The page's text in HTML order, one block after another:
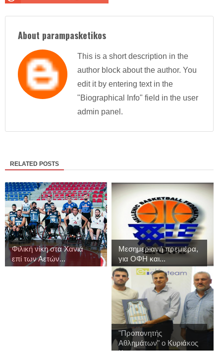
About parampasketikos
This is a short description in the
author block about the author. You
edit it by entering text in the
"Biographical Info" field in the user
admin panel.
RELATED POSTS
Φιλική νίκη στα Χανιά
επί των Αετών...
Μεσημεριανή πρεμιέρα,
για ΟΦΗ και...
"Προπονητής
Αθλημάτων" ο Κυριάκος
Κ...